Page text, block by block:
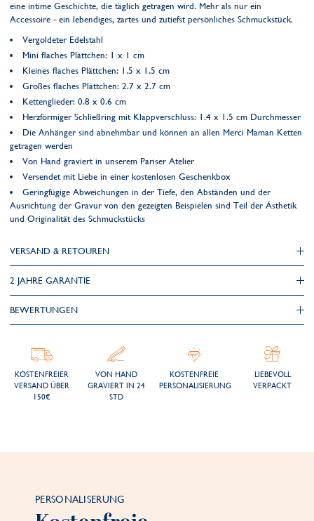
eine intime Geschichte, die täglich getragen wird. Mehr als nur ein
Accessoire - ein lebendiges, zartes und zutiefst persönliches Schmuckstück.
Vergoldeter Edelstahl
Mini flaches Plättchen: 1 x 1 cm
Kleines flaches Plättchen: 1.5 x 1.5 cm
Großes flaches Plättchen: 2.7 x 2.7 cm
Kettenglieder: 0.8 x 0.6 cm
Herzförmiger Schließring mit Klappverschluss: 1.4 x 1.5 cm Durchmesser
Die Anhänger sind abnehmbar und können an allen Merci Maman Ketten
getragen werden
Von Hand graviert in unserem Pariser Atelier
Versendet mit Liebe in einer kostenlosen Geschenkbox
Geringfügige Abweichungen in der Tiefe, den Abständen und der
Ausrichtung der Gravur von den gezeigten Beispielen sind Teil der Ästhetik
und Originalität des Schmuckstücks
VERSAND & RETOUREN
2 JAHRE GARANTIE
BEWERTUNGEN
KOSTENFREIER
VERSAND ÜBER
150€
VON HAND
GRAVIERT IN 24
STD
KOSTENFREIE
PERSONALISIERUNG
LIEBEVOLL
VERPACKT
PERSONALISERUNG